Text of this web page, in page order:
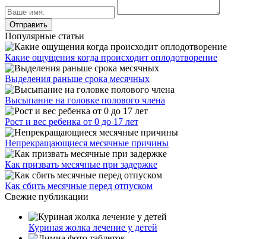
Популярные статьи
Какие ощущения когда происходит оплодотворение
Выделения раньше срока месячных
Высыпание на головке полового члена
Рост и вес ребенка от 0 до 17 лет
Непрекращающиеся месячные причины
Как призвать месячные при задержке
Как сбить месячные перед отпуском
Свежие публикации
Куриная жолка лечение у детей